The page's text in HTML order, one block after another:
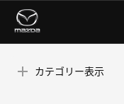
カテゴリー表示